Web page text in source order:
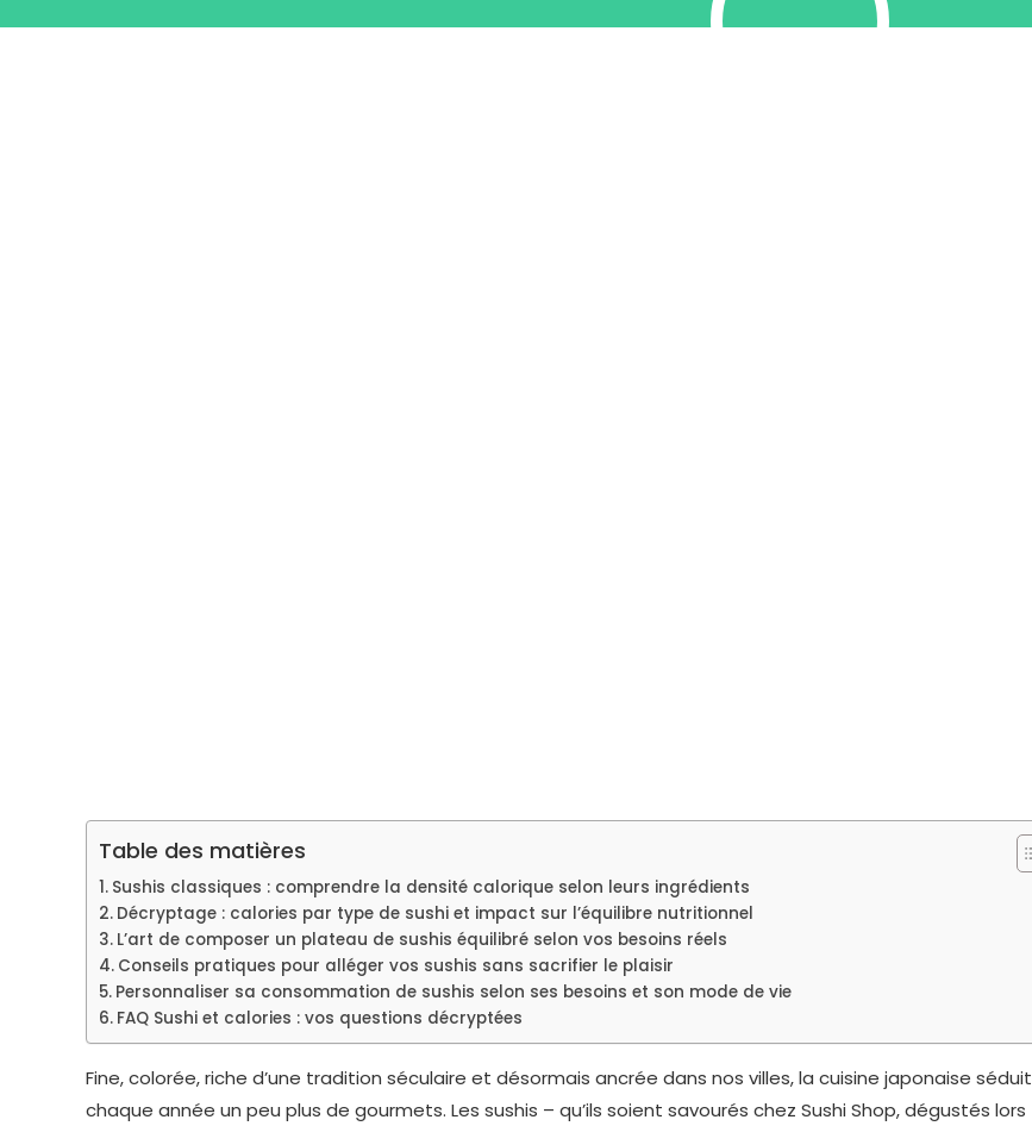
Table des matières
Sushis classiques : comprendre la densité calorique selon leurs ingrédients
Décryptage : calories par type de sushi et impact sur l’équilibre nutritionnel
L’art de composer un plateau de sushis équilibré selon vos besoins réels
Conseils pratiques pour alléger vos sushis sans sacrifier le plaisir
Personnaliser sa consommation de sushis selon ses besoins et son mode de vie
FAQ Sushi et calories : vos questions décryptées
Fine, colorée, riche d’une tradition séculaire et désormais ancrée dans nos villes, la cuisine japonaise séduit
chaque année un peu plus de gourmets. Les sushis – qu’ils soient savourés chez Sushi Shop, dégustés lors